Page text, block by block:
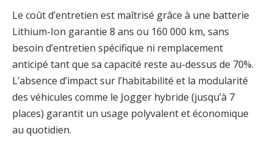
Le coût d’entretien est maîtrisé grâce à une batterie
Lithium-Ion garantie 8 ans ou 160 000 km, sans
besoin d’entretien spécifique ni remplacement
anticipé tant que sa capacité reste au-dessus de 70%.
L’absence d’impact sur l’habitabilité et la modularité
des véhicules comme le Jogger hybride (jusqu’à 7
places) garantit un usage polyvalent et économique
au quotidien.